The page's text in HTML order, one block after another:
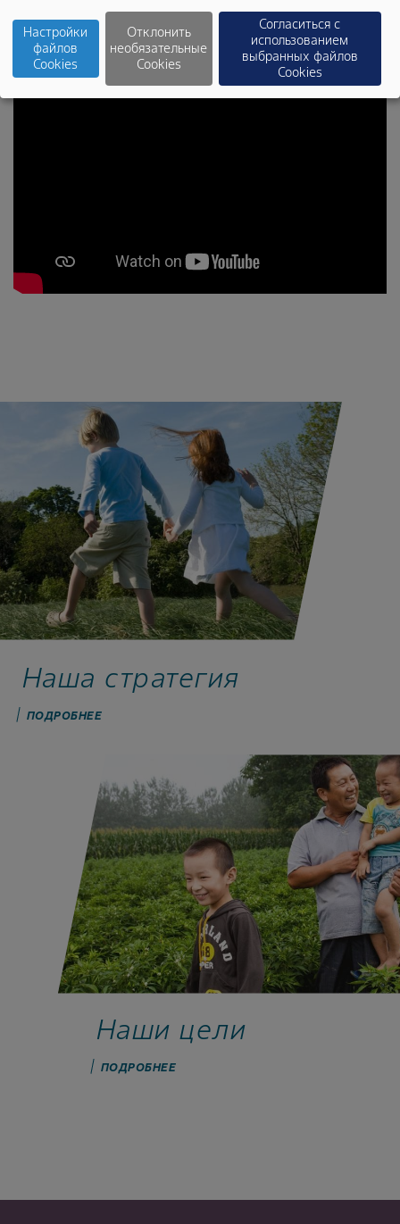
Наша стратегия
ПОДРОБНЕЕ
Наши цели
ПОДРОБНЕЕ
Настройки
файлов
Cookies
Отклонить
необязательные
Cookies
Согласиться с
использованием
выбранных файлов
Cookies